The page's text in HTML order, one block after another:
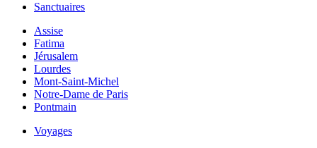
Sanctuaires
Assise
Fatima
Jérusalem
Lourdes
Mont-Saint-Michel
Notre-Dame de Paris
Pontmain
Voyages